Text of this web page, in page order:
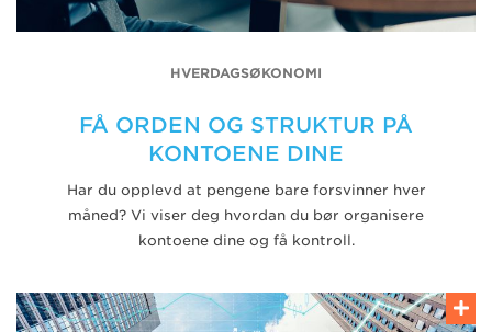
HVERDAGSØKONOMI
FÅ ORDEN OG STRUKTUR PÅ
KONTOENE DINE
Har du opplevd at pengene bare forsvinner hver
måned? Vi viser deg hvordan du bør organisere
kontoene dine og få kontroll.